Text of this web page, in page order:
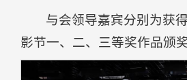
与会领导嘉宾分别为获
影节一、二、三等奖作品颁奖